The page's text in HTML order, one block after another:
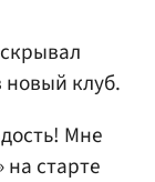
клуб.
Мне
на старте